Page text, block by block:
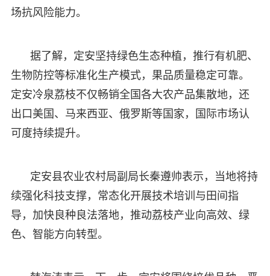
场抗风险能力。
据了解，定安坚持绿色生态种植，推行有机肥、
生物防控等标准化生产模式，果品质量稳定可靠。
定安冷泉荔枝不仅畅销全国各大农产品集散地，还
出口美国、马来西亚、俄罗斯等国家，国际市场认
可度持续提升。
定安县农业农村局副局长秦遵帅表示，当地将持
续强化科技支撑，常态化开展技术培训与田间指
导，加快良种良法落地，推动荔枝产业向高效、绿
色、智能方向转型。